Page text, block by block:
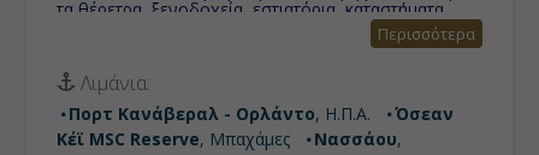
τα θέρετρα, ξενοδοχεία, εστιατόρια, καταστήματα,
νυχτερινή ζωή, ένα γήπεδο γκολφ, ένα ενυδρείο και
ένα καζίνο. Πήρε το όνομά της προς τιμήν του William
III της Αγγλίας, Πρίγκιπα του Orange-Nassau, που
πήρε το όνομά του από το Nassau της Γερμανίας.
Περισσότερα
Λιμάνια:
Πορτ Κανάβεραλ - Ορλάντο, Η.Π.Α.
Όσεαν
Κέϊ MSC Reserve, Μπαχάμες Νασσάου,